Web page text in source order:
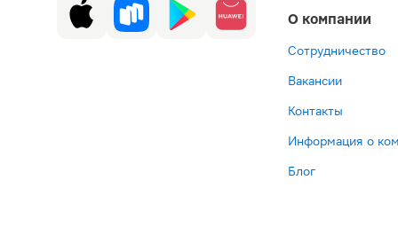
О компании
Сотрудничество
Вакансии
Контакты
Информация о
Блог